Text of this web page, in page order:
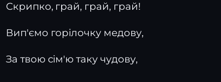
Скрипко, грай, грай, грай!
Вип'ємо горілочку медову,
За твою сім'ю таку чудову,